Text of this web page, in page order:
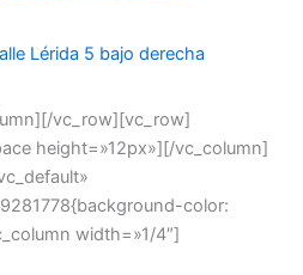
Lérida 5 bajo derecha
vc_row][vc_row]
height=»12px»][/vc_column]
color:
width=»1/4″]